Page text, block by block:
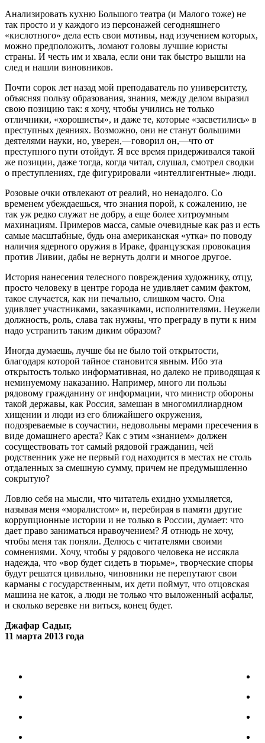
Анализировать кухню Большого театра (и Малого тоже) не
так просто и у каждого из персонажей сегодняшнего
«кислотного» дела есть свои мотивы, над изучением которых,
можно предположить, ломают головы лучшие юристы
страны. И честь им и хвала, если они так быстро вышли на
след и нашли виновников.
Почти сорок лет назад мой преподаватель по университету,
объясняя пользу образования, знания, между делом выразил
свою позицию так: я хочу, чтобы учились не только
отличники, «хорошисты», и даже те, которые «засветились» в
преступных деяниях. Возможно, они не станут большими
деятелями науки, но, уверен,—говорил он,—что от
преступного пути отойдут. Я все время придерживался такой
же позиции, даже тогда, когда читал, слушал, смотрел сводки
о преступлениях, где фигурировали «интеллигентные» люди.
Розовые очки отвлекают от реалий, но ненадолго. Со
временем убеждаешься, что знания порой, к сожалению, не
так уж редко служат не добру, а еще более хитроумным
махинациям. Примеров масса, самые очевидные как раз и есть
самые масштабные, будь она американская «утка» по поводу
наличия ядерного оружия в Ираке, французская провокация
против Ливии, дабы не вернуть долги и многое другое.
История нанесения телесного повреждения художнику, отцу,
просто человеку в центре города не удивляет самим фактом,
такое случается, как ни печально, слишком часто. Она
удивляет участниками, заказчиками, исполнителями. Неужели
должность, роль, слава так нужны, что преграду в пути к ним
надо устранить таким диким образом?
Иногда думаешь, лучше бы не было той открытости,
благодаря которой тайное становится явным. Ибо эта
открытость только информативная, но далеко не приводящая к
неминуемому наказанию. Например, много ли пользы
рядовому гражданину от информации, что министр обороны
такой державы, как Россия, замешан в многомиллиардном
хищении и люди из его ближайшего окружения,
подозреваемые в соучастии, недовольны мерами пресечения в
виде домашнего ареста? Как с этим «знанием» должен
сосуществовать тот самый рядовой гражданин, чей
родственник уже не первый год находится в местах не столь
отдаленных за смешную сумму, причем не предумышленно
сокрытую?
Ловлю себя на мысли, что читатель ехидно ухмыляется,
называя меня «моралистом» и, перебирая в памяти другие
коррупционные истории и не только в России, думает: что
дает право заниматься нравоучением? Я отнюдь не хочу,
чтобы меня так поняли. Делюсь с читателями своими
сомнениями. Хочу, чтобы у рядового человека не иссякла
надежда, что «вор будет сидеть в тюрьме», творческие споры
будут решатся цивильно, чиновники не перепутают свои
карманы с государственным, их дети поймут, что отцовская
машина не каток, а люди не только что выложенный асфальт,
и сколько веревке ни виться, конец будет.
Джафар Садыг,
11 марта 2013 года